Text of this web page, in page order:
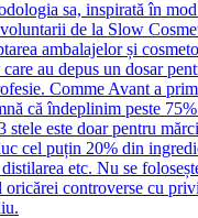
sa, inspirată în
de la Slow
ambalajelor și
au depus un dosar
Comme Avant a
că îndeplinim peste
stele este doar pentru
cel puțin 20% din
etc. Nu se
oricărei controverse cu